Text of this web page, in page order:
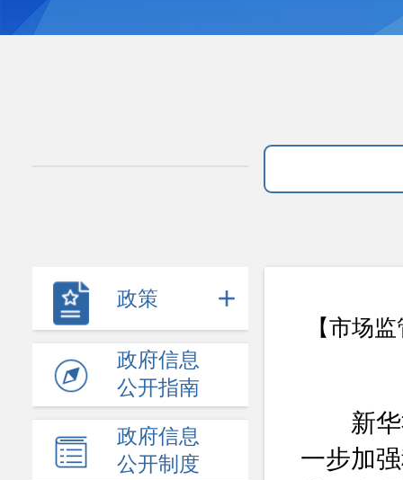
政策
政府信息
公开指南
政府信息
公开制度
【市场
新华社
一步加